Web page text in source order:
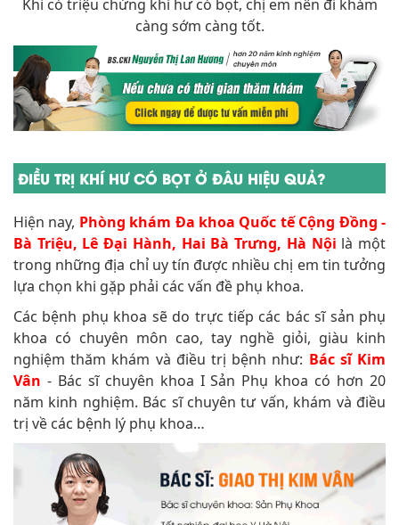
Khi có triệu chứng khí hư có bọt, chị em nên đi khám
càng sớm càng tốt.
ĐIỀU TRỊ KHÍ HƯ CÓ BỌT Ở ĐÂU HIỆU QUẢ?
Hiện nay, Phòng khám Đa khoa Quốc tế Cộng Đồng -
Bà Triệu, Lê Đại Hành, Hai Bà Trưng, Hà Nội là một
trong những địa chỉ uy tín được nhiều chị em tin tưởng
lựa chọn khi gặp phải các vấn đề phụ khoa.
Các bệnh phụ khoa sẽ do trực tiếp các bác sĩ sản phụ
khoa có chuyên môn cao, tay nghề giỏi, giàu kinh
nghiệm thăm khám và điều trị bệnh như: Bác sĩ Kim
Vân - Bác sĩ chuyên khoa I Sản Phụ khoa có hơn 20
năm kinh nghiệm. Bác sĩ chuyên tư vấn, khám và điều
trị về các bệnh lý phụ khoa…